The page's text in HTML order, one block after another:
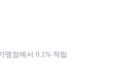
맹점에서 0.1% 적립